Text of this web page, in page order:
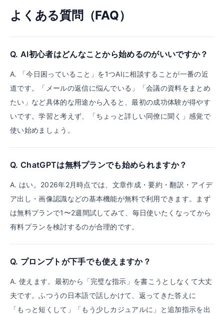
よくある質問（FAQ）
Q. AI初心者はどんなことから始めるのがいいですか？
A.
「今日困っていること」を1つAIに相談することが一番の近
道です。「メールの返信に悩んでいる」「会議の資料をまとめ
たい」など具体的な用途から入ると、最初の成功体験が得やす
いです。学習と考えず、「ちょっと詳しい同僚に聞く」感覚で
使い始めましょう。
Q. ChatGPTは無料プランでも始められますか？
A. はい。2026年2月時点では、文章作成・要約・翻訳・アイデ
ア出し・画像認識などの基本機能が無料で利用できます。まず
は無料プランで1〜2週間試してみて、毎日使いたくなってから
有料プランを検討するのが合理的です。
Q. プロンプトが下手でも使えますか？
A. 使えます。最初から「完璧な指示」を書こうとしなくて大丈
夫です。ふつうの日本語で話しかけて、返ってきた答えに
「もっと短くして」「もう少しカジュアルに」と追加指示を出